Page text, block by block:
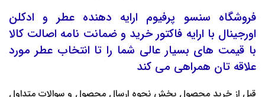
فروشگاه سنسو پرفیوم ارایه دهندهعطر و ادکلن
اورجینال با ارایه فاکتور خرید و ضمانت نامه اصالت کالا
با قیمت های بسیار عالی شما را تا انتخاب عطر مورد
علاقه تان همراهی می کند
قبل از خرید محصول بخش نحوه ارسال محصول و سوالات متداول